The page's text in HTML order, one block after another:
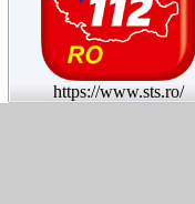
https://www.sts.ro/